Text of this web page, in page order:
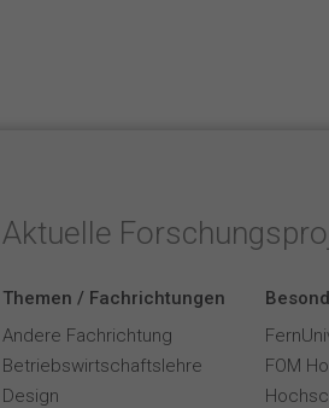
Aktuelle
Themen / Fachrichtungen
Andere Fachrichtung
Betriebswirtschaftslehre
Design
FOM